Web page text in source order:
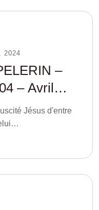
2024
–
– Avril
Jésus d'entre